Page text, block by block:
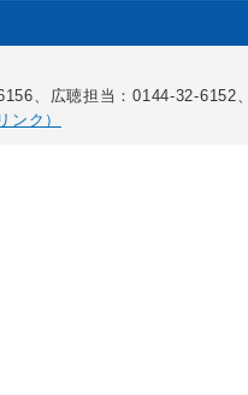
、広聴担当：0144-32-6152
ンク）